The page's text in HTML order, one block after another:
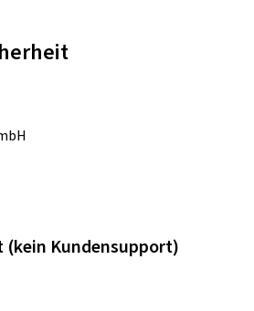
Kundensupport)